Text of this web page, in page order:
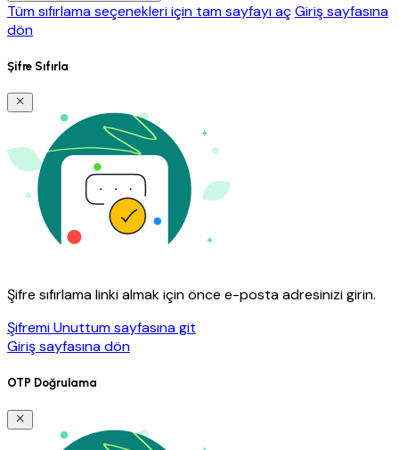
Tüm sıfırlama seçenekleri için tam sayfayı açGiriş sayfasına
dön
Şifre Sıfırla
Şifre sıfırlama linki almak için önce e-posta adresinizi girin.
Şifremi Unuttum sayfasına git
Giriş sayfasına dön
OTP Doğrulama